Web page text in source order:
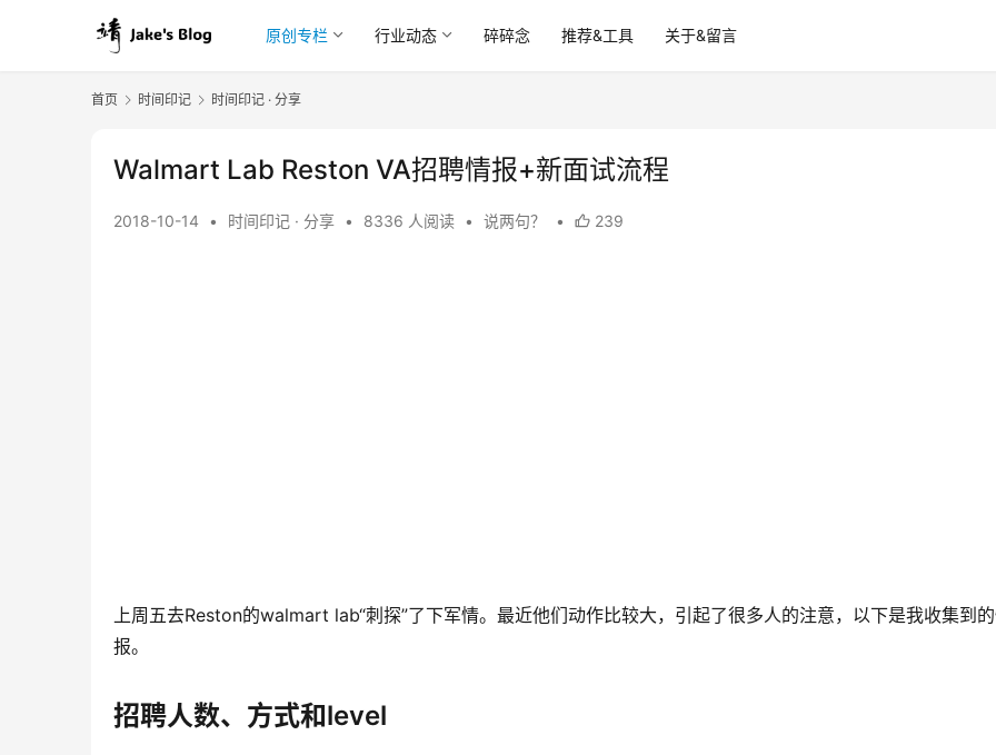
原创专栏 行业动态 碎碎念 推荐&工具 关于&留言
首页 时间印记 时间印记 · 分享
Walmart Lab Reston VA招聘情报+新面试流程
2018-10-14 • 时间印记 · 分享 • 8336 人阅读 • 说两句？ • 239
上周五去Reston的walmart lab“刺探”了下军情。最近他们动作比较大，引起了很多人的注意，以下是我收集到
报。
招聘人数、方式和level